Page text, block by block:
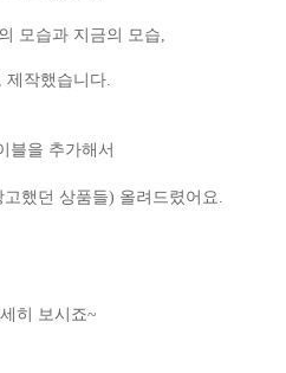
모습과 지금의 모습,
제작했습니다.
블을 추가해서
했던 상품들) 올려드렸어요.
히 보시죠~